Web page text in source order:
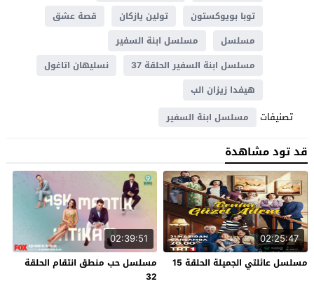
توبا بويوكستون
تولين يازكان
قصة عشق
مسلسل
مسلسل ابنة السفير
مسلسل ابنة السفير الحلقة 37
نسليهان اتاغول
هيفدا زيزان الب
تصنيفات مسلسل ابنة السفير
قد تود مشاهدة
02:25:47
مسلسل عائلتي الجميلة الحلقة 15
02:39:51
مسلسل حب منطق انتقام الحلقة
32